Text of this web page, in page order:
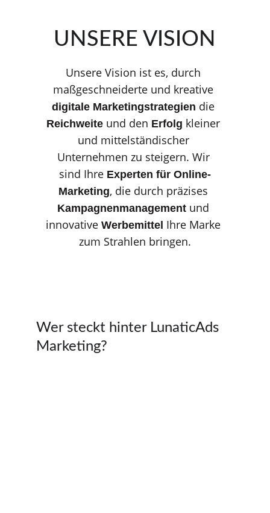
UNSERE VISION
Unsere Vision ist es, durch
maßgeschneiderte und kreative
digitale Marketingstrategien die
Reichweite und den Erfolg kleiner
und mittelständischer
Unternehmen zu steigern. Wir
sind Ihre Experten für Online-
Marketing, die durch präzises
Kampagnenmanagement und
innovative Werbemittel Ihre Marke
zum Strahlen bringen.
Wer steckt hinter LunaticAds
Marketing?